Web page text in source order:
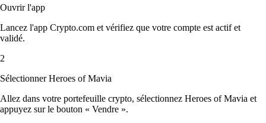
Ouvrir l'app
Lancez l'app Crypto.com et vérifiez que votre compte est actif et
validé.
2
Sélectionner Heroes of Mavia
Allez dans votre portefeuille crypto, sélectionnez Heroes of Mavia et
appuyez sur le bouton « Vendre ».